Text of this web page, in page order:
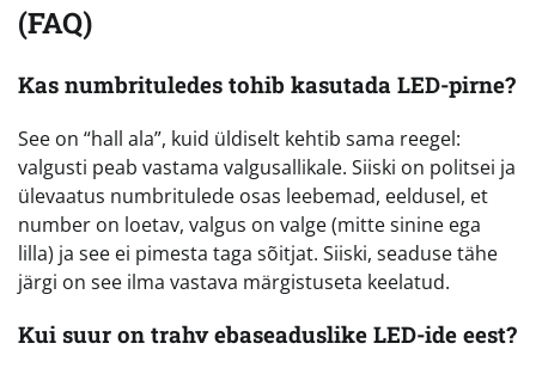
(FAQ)
Kas numbrituledes tohib kasutada LED-pirne?
See on “hall ala”, kuid üldiselt kehtib sama reegel:
valgusti peab vastama valgusallikale. Siiski on politsei ja
ülevaatus numbritulede osas leebemad, eeldusel, et
number on loetav, valgus on valge (mitte sinine ega
lilla) ja see ei pimesta taga sõitjat. Siiski, seaduse tähe
järgi on see ilma vastava märgistuseta keelatud.
Kui suur on trahv ebaseaduslike LED-ide eest?